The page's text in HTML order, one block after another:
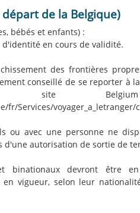
de la Belgique)
bébés et enfants) :
en cours de validité.
des frontières
conseillé de se reporter à
site Belgium
Services/voyager_a_letranger/
ou avec une personne ne
d'une autorisation de sortie de
binationaux devront être
en vigueur, selon leur